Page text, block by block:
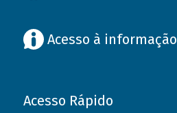
Acesso à informação
Acesso Rápido